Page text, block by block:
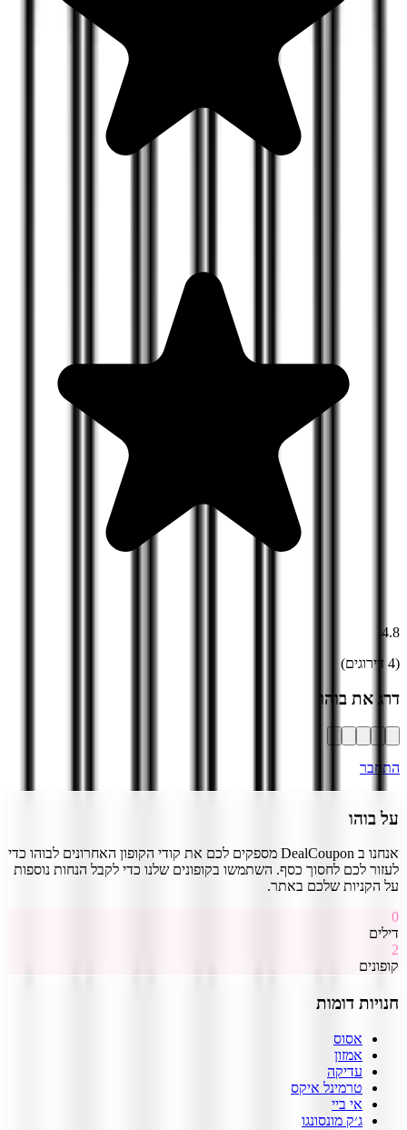
4.8
(
4 דירוגים)
דרג את בוהו
התחבר
עלבוהו
אנחנו ב DealCoupon מספקים לכם את קודי הקופון האחרונים ל בוהו כדי
לעזור לכם לחסוך כסף. השתמשו בקופונים שלנו כדי לקבל הנחות נוספות
על הקניות שלכם באתר.
0
דילים
2
קופונים
חנויות דומות
אסוס
אמזון
עדיקה
טרמינל איקס
אי ביי
ג׳ק מונסונגו